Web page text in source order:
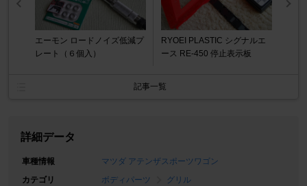
エーモン ロードノイズ低減プ
レート（６個入）
RYOEI PLASTIC シグナルエ
ース RE-450 停止表示板
記事一覧
詳細データ
車種情報
マツダ アテンザスポーツワゴン
カテゴリ
ボディパーツ
グリル